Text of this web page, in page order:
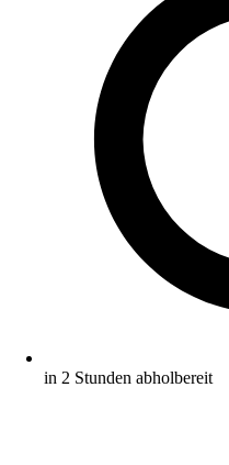
in 2 Stunden abholbereit